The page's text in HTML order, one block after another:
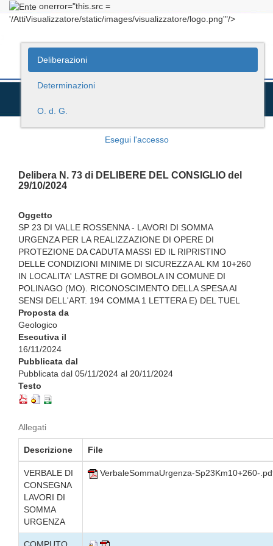
onerror="this.src =
'/AttiVisualizzatore/static/images/visualizzatore/logo.png'"/>
Deliberazioni
Determinazioni
O. d. G.
Esegui l'accesso
Delibera N. 73 di DELIBERE DEL CONSIGLIO del
29/10/2024
Oggetto
SP 23 DI VALLE ROSSENNA - LAVORI DI SOMMA
URGENZA PER LA REALIZZAZIONE DI OPERE DI
PROTEZIONE DA CADUTA MASSI ED IL RIPRISTINO
DELLE CONDIZIONI MINIME DI SICUREZZA AL KM 10+260
IN LOCALITA' LASTRE DI GOMBOLA IN COMUNE DI
POLINAGO (MO). RICONOSCIMENTO DELLA SPESA AI
SENSI DELL'ART. 194 COMMA 1 LETTERA E) DEL TUEL
Proposta da
Geologico
Esecutiva il
16/11/2024
Pubblicata dal
Pubblicata dal 05/11/2024 al 20/11/2024
Testo
Allegati
Descrizione File
VERBALE DI
CONSEGNA
LAVORI DI
SOMMA
URGENZA
VerbaleSommaUrgenza-Sp23Km10+260-